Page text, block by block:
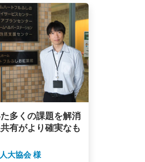
多くの課題を解消
有がより確実なも
大協会 様